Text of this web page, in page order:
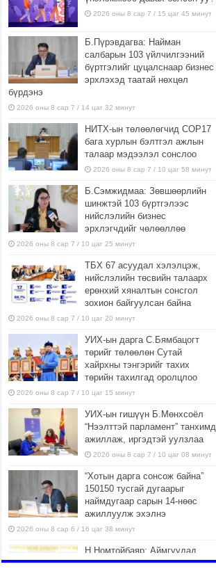
2026 оны 8 сар 7 / 15 цаг 45 минут
Б.Пүрэвдагва: Найман
салбарын 103 үйлчилгээний
бүртгэлийг цуцалснаар бизнес
эрхлэхэд таатай нөхцөл
бүрдэнэ
2026 оны 8 сар 7 / 14 цаг 32 минут
НИТХ-ын төлөөлөгчид COP17
бага хурлын бэлтгэл ажлын
талаар мэдээлэл сонслоо
2026 оны 8 сар 7 / 10 цаг 58 минут
Б.Сэмжидмаа: Зөвшөөрлийн
шинжтэй 103 бүртгэлээс
нийслэлийн бизнес
эрхлэгчдийг чөлөөллөө
2026 оны 8 сар 7 / 10 цаг 25 минут
ТБХ 67 асуудал хэлэлцэж,
нийслэлийн төсвийн талаарх
ерөнхий хяналтын сонсгол
зохион байгуулсан байна
2026 оны 8 сар 7 / 10 цаг 20 минут
УИХ-ын дарга С.Бямбацогт
төрийг төлөөлөн Сутай
хайрхны тэнгэрийг тахих
төрийн тахилгад оролцлоо
2026 оны 8 сар 7 / 10 цаг 15 минут
УИХ-ын гишүүн Б.Мөнхсоёл
“Нээлттэй парламент” танхимд
ажиллаж, иргэдтэй уулзлаа
2026 оны 8 сар 7 / 10 цаг 08 минут
“Хотын дарга сонсож байна”
150150 тусгай дугаарыг
наймдугаар сарын 14-нөөс
ажиллуулж эхэлнэ
2026 оны 8 сар 6 / 16 цаг 38 минут
Н.Номтойбаяр: Аймгуудад
тулгамдаж буй асуудлуудыг